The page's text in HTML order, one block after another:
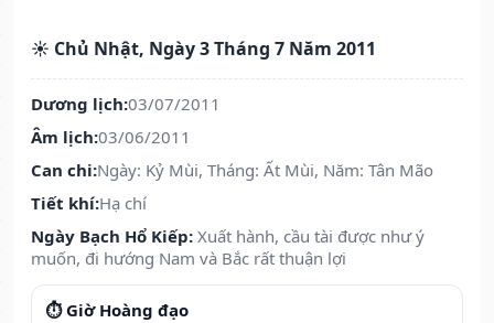
☀️ Chủ Nhật, Ngày 3 Tháng 7 Năm 2011
Dương lịch:03/07/2011
Âm lịch:03/06/2011
Can chi:Ngày: Kỷ Mùi, Tháng: Ất Mùi, Năm: Tân Mão
Tiết khí:Hạ chí
Ngày Bạch Hổ Kiếp: Xuất hành, cầu tài được như ý
muốn, đi hướng Nam và Bắc rất thuận lợi
⏱️ Giờ Hoàng đạo